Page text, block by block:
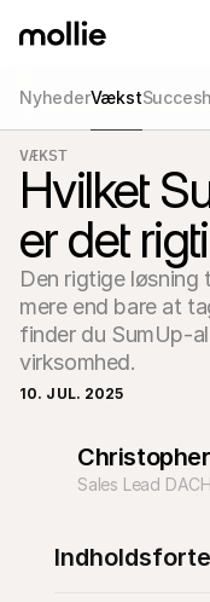
Partnere
For Bureauer
NyhederVækst
VÆKST
Hvilket
er det
Den rigtige løsning
mere end bare at
finder du SumUp-
virksomhed.
10. JUL. 2025
Sales Lead